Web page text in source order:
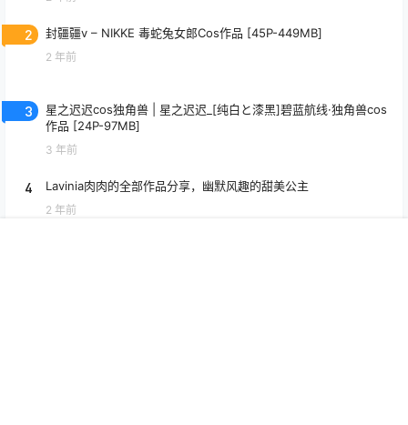
2 封疆疆v – NIKKE 毒蛇兔女郎Cos作品 [45P-449MB]
2 年前
3
星之迟迟cos独角兽 | 星之迟迟_[纯白と漆黑]碧蓝航线·独角兽cos
作品 [24P-97MB]
3 年前
4 Lavinia肉肉的全部作品分享，幽默风趣的甜美公主
2 年前